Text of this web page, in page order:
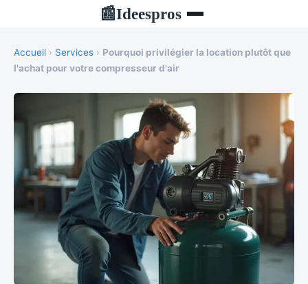
📰Ideespros
Accueil › Services › Pourquoi privilégier la location plutôt que
l'achat pour votre compresseur d'air